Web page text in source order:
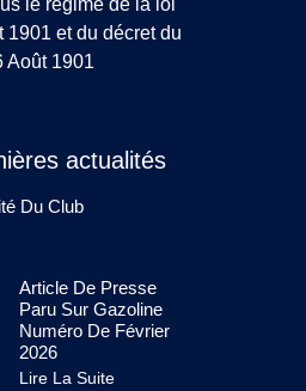
1901 et du décret du
Août 1901
actualités
Du Club
Article De Presse
Paru Sur Gazoline
Numéro De Février
2026
Lire La Suite